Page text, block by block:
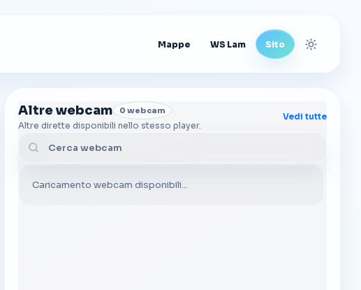
Mappe WS Lam Sito Cambia
Altre webcam 0 webcam
Altre dirette disponibili nello stesso player.
Vedi tutte
Caricamento webcam disponibili...